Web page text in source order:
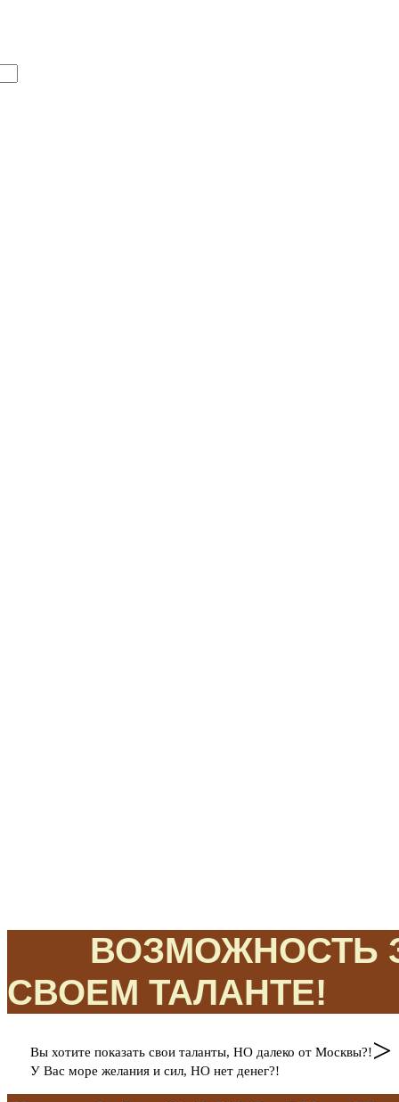
ВОЗМОЖНОСТЬ
СВОЕМ ТАЛАНТЕ!
Вы хотите показать свои таланты, НО далеко от Москвы?!
У Вас море желания и сил, НО нет денег?!
>